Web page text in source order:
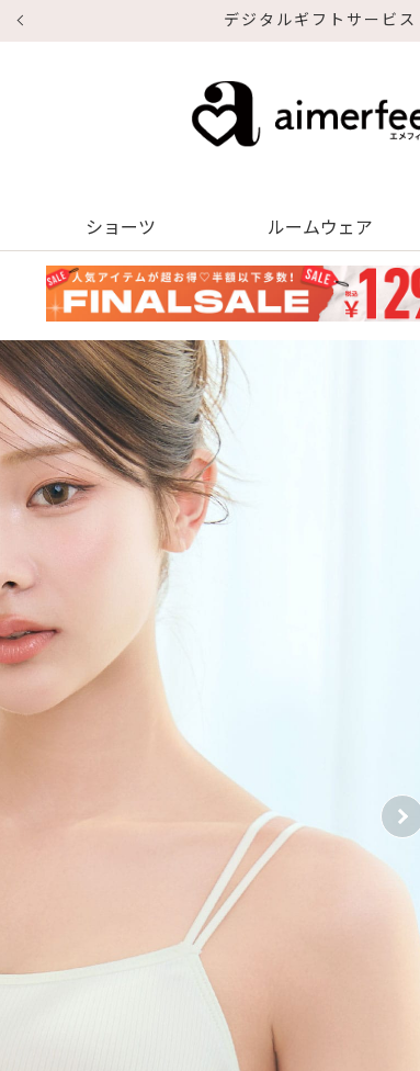
デジタルギフトサービス
ショーツ ルームウェア